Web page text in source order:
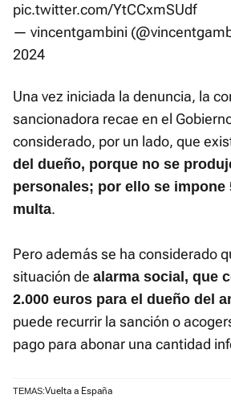
pic.twitter.com/YtCCxmSUdf
— vincentgambini
2024
Una vez iniciada la denuncia, la
sancionadora recae en el
considerado, por un lado, que
del dueño, porque no se
personales; por ello se impone
multa.
Pero además se ha considerado
situación de alarma social, que
2.000 euros para el dueño del
puede recurrir la sanción o
pago para abonar una cantidad
TEMAS:Vuelta a España